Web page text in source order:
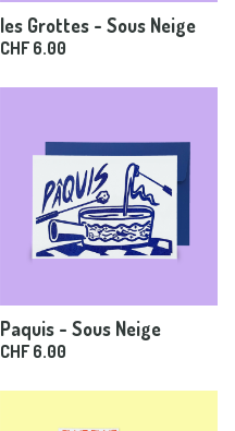
les Grottes - Sous Neige
CHF 6.00
Paquis - Sous Neige
CHF 6.00